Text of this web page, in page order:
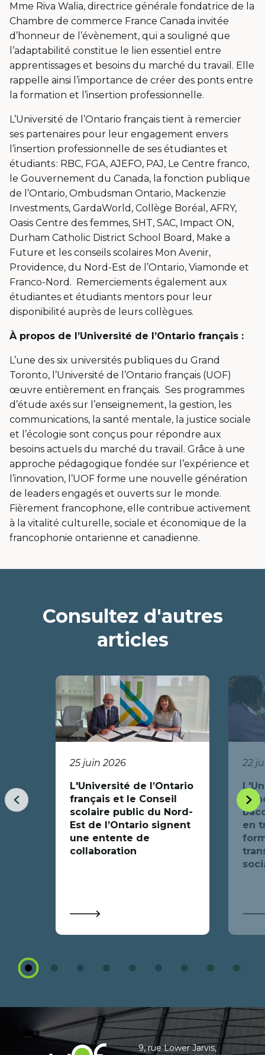
Mme Riva Walia, directrice générale fondatrice de la
Chambre de commerce France Canada invitée
d’honneur de l’évènement, qui a souligné que
l’adaptabilité constitue le lien essentiel entre
apprentissages et besoins du marché du travail. Elle
rappelle ainsi l’importance de créer des ponts entre
la formation et l’insertion professionnelle.
L’Université de l’Ontario français tient à remercier
ses partenaires pour leur engagement envers
l’insertion professionnelle de ses étudiantes et
étudiants : RBC, FGA, AJEFO, PAJ, Le Centre franco,
le Gouvernement du Canada, la fonction publique
de l’Ontario, Ombudsman Ontario, Mackenzie
Investments, GardaWorld , Collège Boréal, AFRY,
Oasis Centre des femmes, SHT, SAC, Impact ON,
Durham Catholic District School Board , Make a
Future et les conseils scolaires Mon Avenir,
Providence, du Nord-Est de l’Ontario, Viamonde et
Franco-Nord. Remerciements également aux
étudiantes et étudiants mentors pour leur
disponibilité auprès de leurs collègues.
À propos de l’Université de l’Ontario français :
L’une des six universités publiques du Grand
Toronto, l’Université de l’Ontario français (UOF)
œuvre entièrement en français. Ses programmes
d’étude axés sur l’enseignement, la gestion, les
communications, la santé mentale, la justice sociale
et l’écologie sont conçus pour répondre aux
besoins actuels du marché du travail. Grâce à une
approche pédagogique fondée sur l’expérience et
l’innovation, l’UOF forme une nouvelle génération
de leaders engagés et ouverts sur le monde.
Fièrement francophone, elle contribue activement
à la vitalité culturelle, sociale et économique de la
francophonie ontarienne et canadienne.
Consultez d'autres
articles
25 juin 2026
L'Université de l’Ontario
français et le Conseil
scolaire public du Nord-
Est de l’Ontario signent
une entente de
collaboration
22
en
Item
précédent
1
Item
informations
Université9, rue Lower Jarvis,